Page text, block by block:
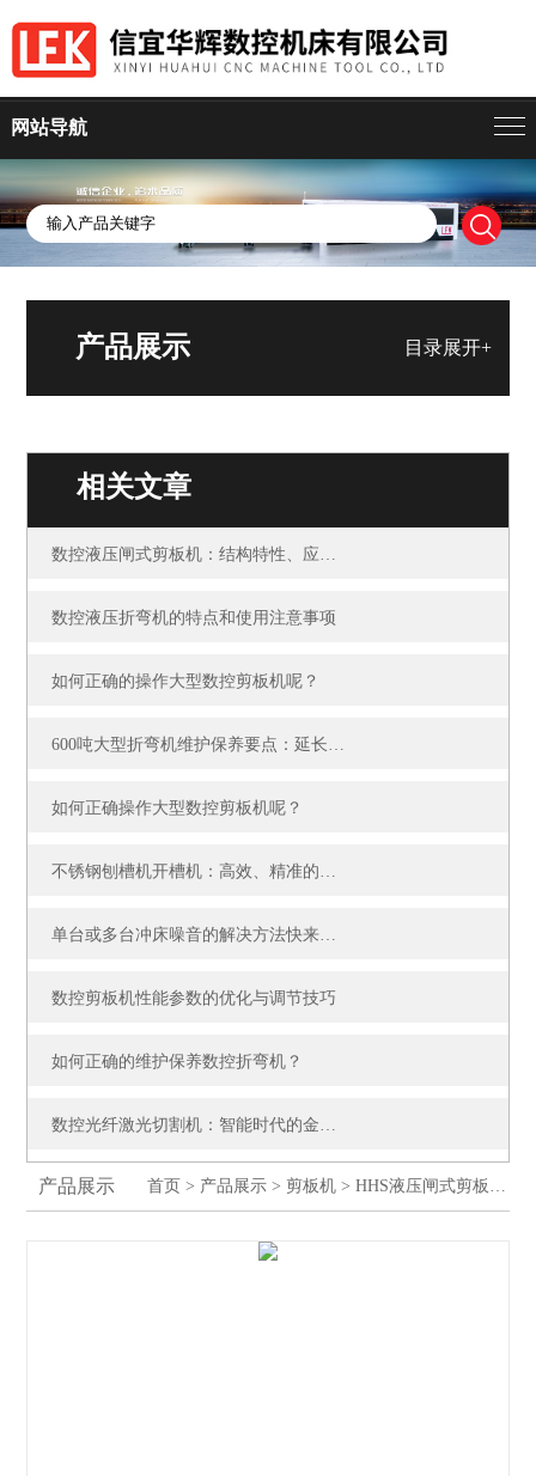
网站导航
目录展开+
产品展示
相关文章
数控液压折弯机的特点和使用注意事项
如何正确的操作大型数控剪板机呢？
如何正确操作大型数控剪板机呢？
数控剪板机性能参数的优化与调节技巧
如何正确的维护保养数控折弯机？
产品展示 首页 > 产品展示 >剪板机 >HHS液压闸式剪板机